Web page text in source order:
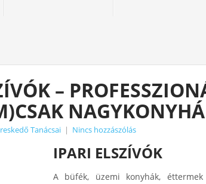
–
Tanácsai | Nincs hozzászólás
IPARI ELSZÍVÓK
A büfék, üzemi konyhák, éttermek